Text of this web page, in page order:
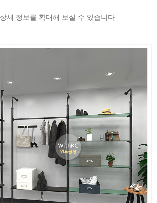
상세 정보를 확대해 보실 수 있습니다